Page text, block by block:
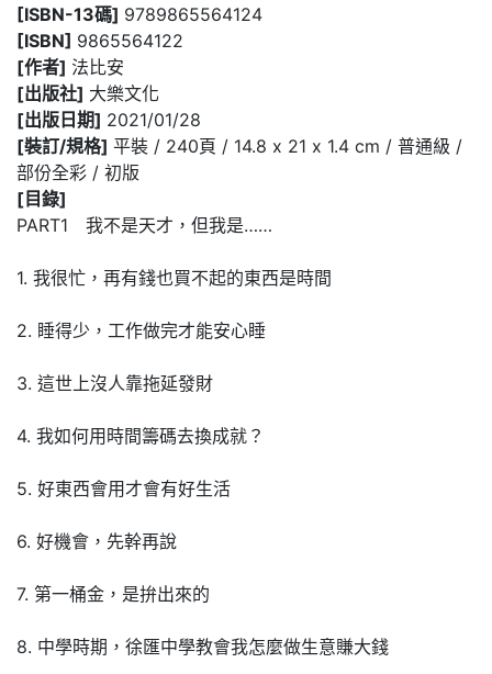
[ISBN-13碼] 9789865564124
[ISBN] 9865564122
[作者] 法比安
[出版社] 大樂文化
[出版日期] 2021/01/28
[裝訂/規格] 平裝 / 240頁 / 14.8 x 21 x 1.4 cm / 普通級 /
部份全彩 / 初版
[目錄]
PART1 我不是天才，但我是……
1. 我很忙，再有錢也買不起的東西是時間
2. 睡得少，工作做完才能安心睡
3. 這世上沒人靠拖延發財
4. 我如何用時間籌碼去換成就？
5. 好東西會用才會有好生活
6. 好機會，先幹再說
7. 第一桶金，是拚出來的
8. 中學時期，徐匯中學教會我怎麼做生意賺大錢